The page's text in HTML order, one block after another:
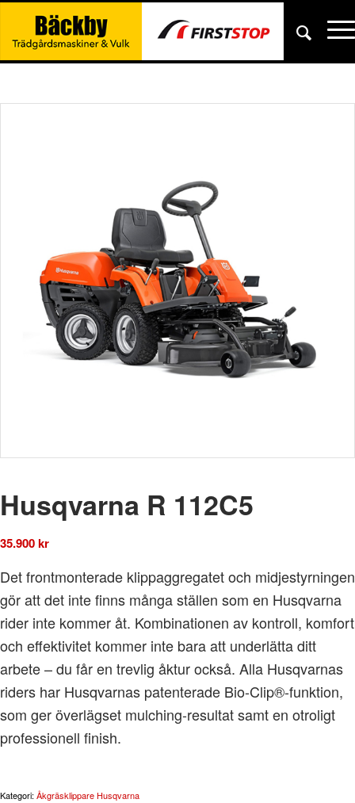
Husqvarna R 112C5
35.900kr
Det frontmonterade klippaggregatet och midjestyrningen
gör att det inte finns många ställen som en Husqvarna
rider inte kommer åt. Kombinationen av kontroll, komfort
och effektivitet kommer inte bara att underlätta ditt
arbete – du får en trevlig åktur också. Alla Husqvarnas
riders har Husqvarnas patenterade Bio-Clip®-funktion,
som ger överlägset mulching-resultat samt en otroligt
professionell finish.
Kategori: Åkgräsklippare Husqvarna